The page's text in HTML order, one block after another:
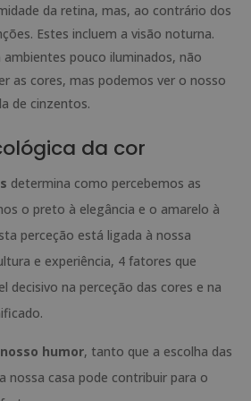
da retina, mas, ao contrário dos
Estes incluem a visão noturna.
pouco iluminados, não
as cores, mas podemos ver o nosso
de cinzentos.
da cor
determina como percebemos as
o preto à elegância e o amarelo à
perceção está ligada à nossa
e experiência, 4 fatores que
decisivo na perceção das cores e na
nosso humor, tanto que a escolha das
nossa casa pode contribuir para o